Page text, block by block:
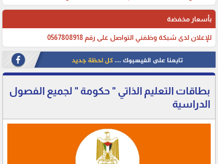
بأسعار مخفضة
للإعلان لدى شبكة وظفني التواصل على رقم 0567808918
بطاقات التعليم الذاتي " حكومة " لجميع الفصول
الدراسية